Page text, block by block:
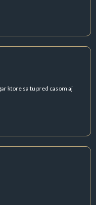
ktore sa tu pred casom aj